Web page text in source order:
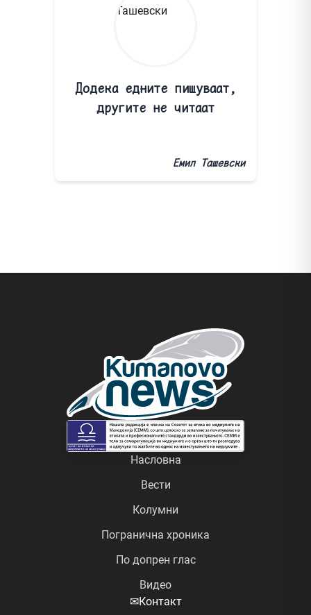
Додека едните пишуваат,
другите не читаат
Емил Ташевски
Насловна
Вести
Колумни
Погранична хроника
По допрен глас
Видео
✉Контакт